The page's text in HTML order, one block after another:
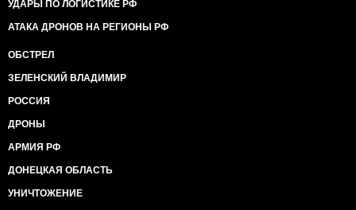
УДАРЫ ПО ЛОГИСТИКЕ РФ
АТАКА ДРОНОВ НА РЕГИОНЫ РФ
ОБСТРЕЛ
ЗЕЛЕНСКИЙ ВЛАДИМИР
РОССИЯ
ДРОНЫ
АРМИЯ РФ
ДОНЕЦКАЯ ОБЛАСТЬ
УНИЧТОЖЕНИЕ